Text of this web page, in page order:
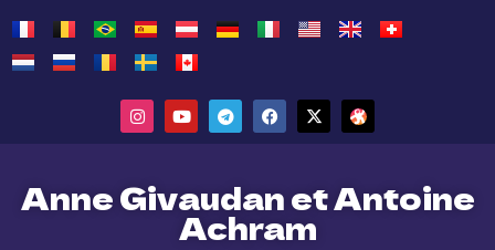
Anne Givaudan et Antoine
Achram